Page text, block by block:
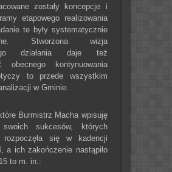
zostały koncepcje i
etapowego realizowania
te były systematycznie
Stworzona wizja
działania daje też
obecnego kontynuowania
to przede wszystkim
w Gminie.
Burmistrz Macha wpisuję
sukcesów, których
rozpoczęła się w kadencji
a ich zakończenie nastąpiło
to m. in.: